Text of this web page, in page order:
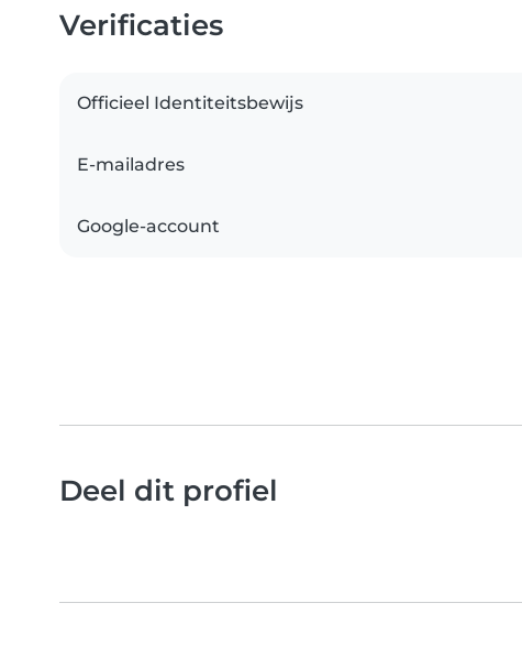
Verificaties
Officieel Identiteitsbewijs
E-mailadres
Google-account
Deel dit profiel